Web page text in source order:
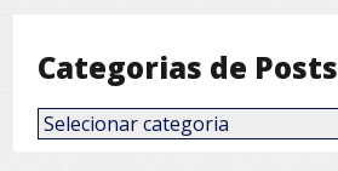
Categorias de Posts
Categorias
de